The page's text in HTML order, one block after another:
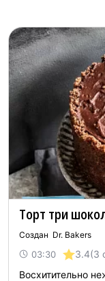
Торт три
Создан Dr. Bakers
03:30 3.4(3
Восхитительно